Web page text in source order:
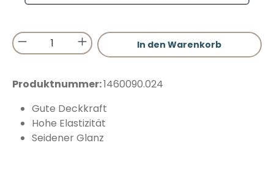
Produkt Anzahl: Gib denIn den Warenkorb
Produktnummer:1460090.024
Gute Deckkraft
Hohe Elastizität
Seidener Glanz